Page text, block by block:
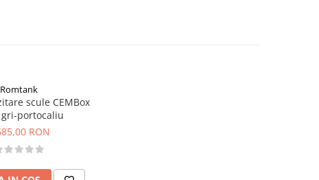
Romtank
scule CEMBox
portocaliu
RON